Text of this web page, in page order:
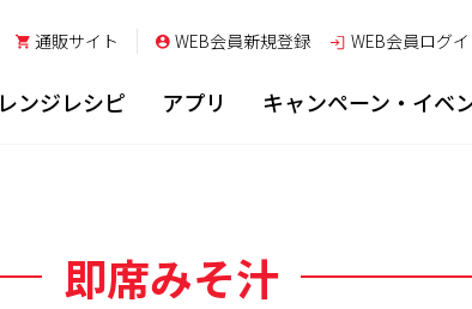
通販サイト WEB会員新規登録 WEB会員ログ
ンジレシピ アプリ キャンペーン・イベ
即席みそ汁